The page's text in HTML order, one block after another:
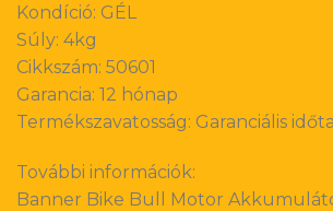
Kondíció: GÉL
Súly: 4kg
Cikkszám: 50601
Garancia: 12 hónap
Termékszavatosság: Garanciális
További információk:
Banner Bike Bull Motor